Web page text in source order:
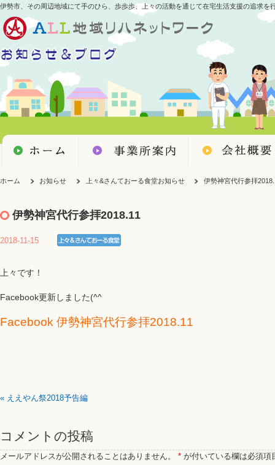
伊勢市、その周辺地域にて手のひら、歩歩歩、上々の活動を通じて在宅生活支援の追求を
ホーム お知らせ 上々&さんておーる食堂お知らせ 伊勢神宮代行参拝
伊勢神宮代行参拝2018.11
2018-11-15
上々です！
Facebook更新しました(^^ゞ
Facebook 伊勢神宮代行参拝2018.11
« ええやん祭2018予告編
コメントの投稿
メールアドレスが公開されることはありません。 * が付いている欄は必須項